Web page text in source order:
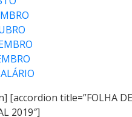
[accordion title=”FOLHA
2019″]